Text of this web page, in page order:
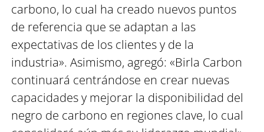
carbono, lo cual ha creado nuevos puntos
de referencia que se adaptan a las
expectativas de los clientes y de la
industria». Asimismo, agregó: «Birla Carbon
continuará centrándose en crear nuevas
capacidades y mejorar la disponibilidad del
negro de carbono en regiones clave, lo cual